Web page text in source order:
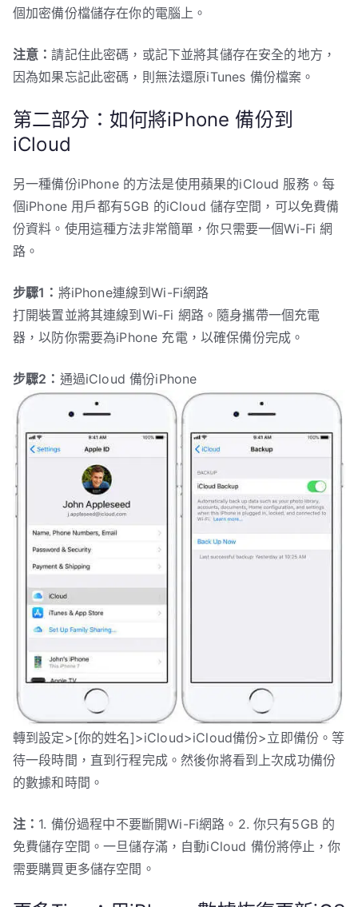
個加密備份檔儲存在你的電腦上。
注意：請記住此密碼，或記下並將其儲存在安全的地方，
因為如果忘記此密碼，則無法還原iTunes 備份檔案。
第二部分：如何將iPhone 備份到
iCloud
另一種備份iPhone 的方法是使用蘋果的iCloud 服務。每
個iPhone 用戶都有5GB 的iCloud 儲存空間，可以免費備
份資料。使用這種方法非常簡單，你只需要一個Wi-Fi 網
路。
步驟1： 將iPhone連線到Wi-Fi網路
打開裝置並將其連線到Wi-Fi 網路。隨身攜帶一個充電
器，以防你需要為iPhone 充電，以確保備份完成。
步驟2： 通過iCloud 備份iPhone
轉到設定>[你的姓名]>iCloud>iCloud備份>立即備份。等
待一段時間，直到行程完成。然後你將看到上次成功備份
的數據和時間。
注： 1. 備份過程中不要斷開Wi-Fi網路。2. 你只有5GB 的
免費儲存空間。一旦儲存滿，自動iCloud 備份將停止，你
需要購買更多儲存空間。